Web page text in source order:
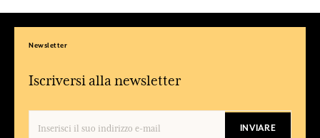
Newsletter
Iscriversi alla newsletter
INVIARE